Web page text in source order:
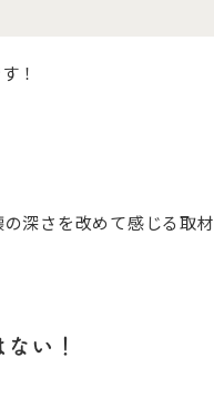
！
深さを改めて感じる取材
い！